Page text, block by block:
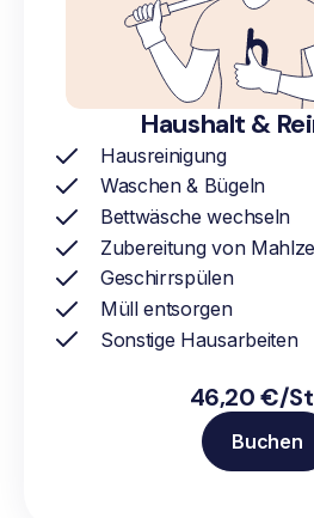
Haushalt &
Hausreinigung
Waschen & Bügeln
Bettwäsche wechseln
Zubereitung von
Geschirrspülen
Müll entsorgen
Sonstige Hausarbeiten
46,20 €/
Buchen